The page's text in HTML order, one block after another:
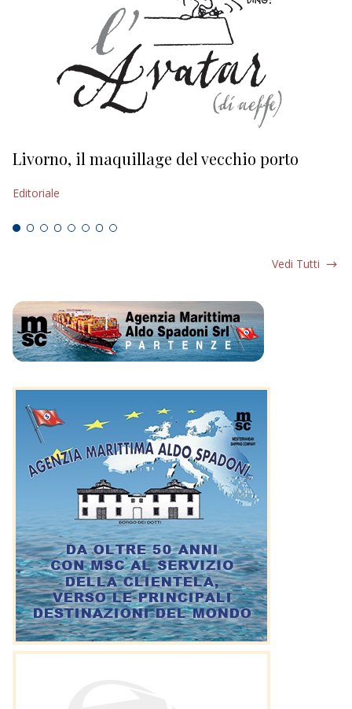
Livorno, il maquillage del vecchio porto
Editoriale
Vedi Tutti